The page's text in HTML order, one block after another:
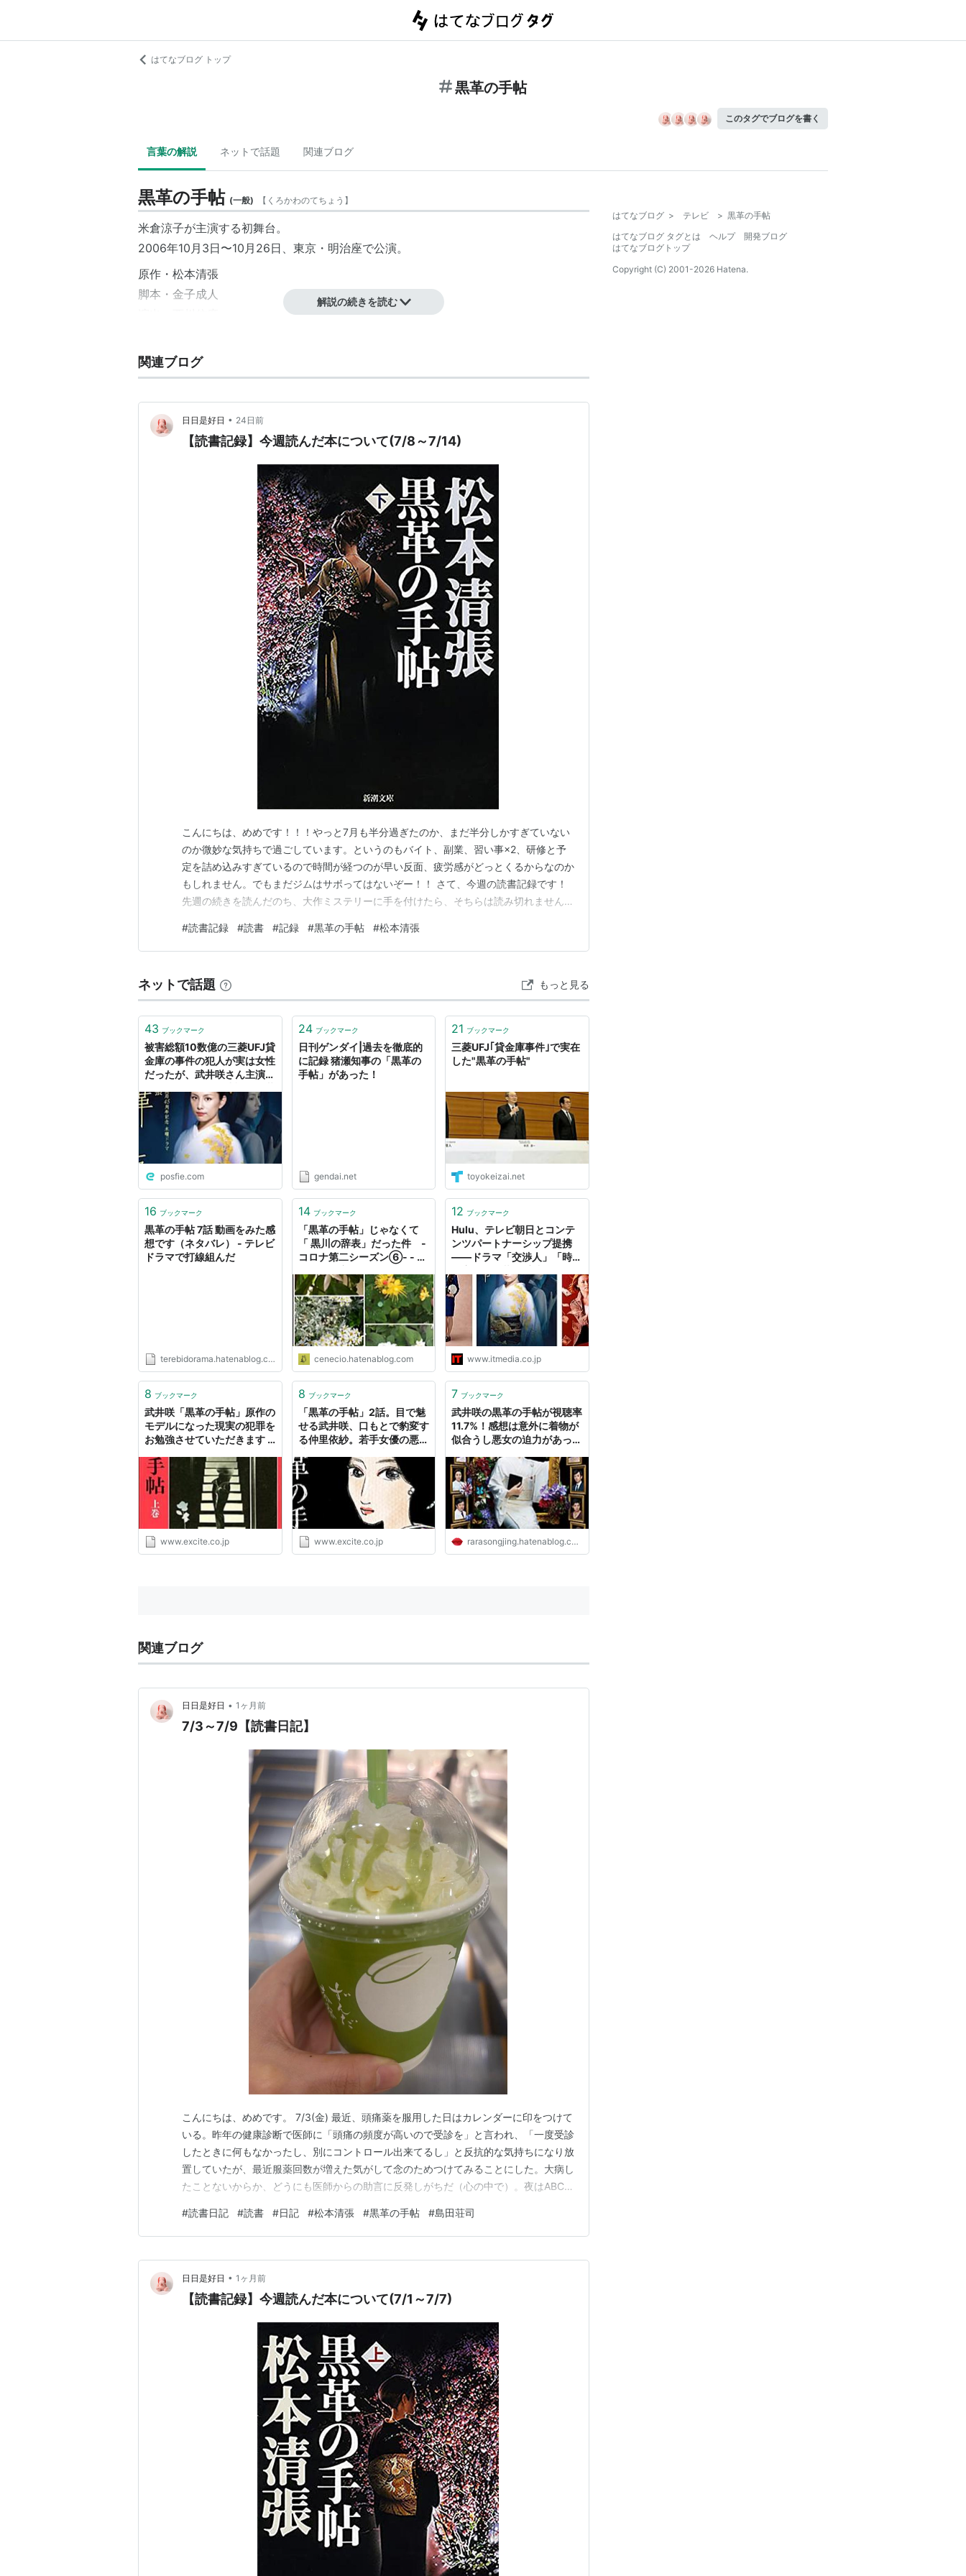
はてなブログ トップ
黒革の手帖
このタグでブログを書く
言葉の解説 ネットで話題 関連ブログ
黒革の手帖 (一般) 【 くろかわのてちょう 】
米倉涼子が主演する初舞台。
2006年10月3日〜10月26日、東京・明治座で公演。
原作・松本清張
脚本・金子成人
一朗
黒革の手帖 (テレビ) 【くろかわのてちょう】
テレビ朝日の連続ドラマ。米倉涼子主演。全7回。
放送期間：2004年10月14日〜2004年12月9日
放送時間：毎週木曜 21:00〜21:54
テレビ朝日 木曜ドラマ枠：南くんの恋人→[[黒革の手帖 ]]→ 富豪刑事
藤田明二
中山和記、内山聖子
安良城紅「Here alone」
、柳葉敏郎、 釈由美子
スペシャル版「白い闇」が2005年7月1日21・00〜放送された。
レギュラー陣に加え、豊原功補 、 岡本健一 、 小沢真珠、西村雅彦、吹越満、田村高廣
が出演。
解説の続きを読む
関連ブログ
日日是好日 • 24日前
【読書記録】今週読んだ本について(7/8～7/14)
こんにちは、めめです！！！やっと7月も半分過ぎたのか、まだ半分しかすぎていない
のか微妙な気持ちで過ごしています。というのもバイト、副業、習い事×2、研修と予
定を詰め込みすぎているので時間が経つのが早い反面、疲労感がどっとくるからなのか
もしれません。でもまだジムはサボってはないぞー！！ さて、今週の読書記録です！
先週の続きを読んだのち、大作ミステリーに手を付けたら、そちらは読み切れませんで
著者：松本清張先週、まだ上巻しか読んでいなかった私は主人公が夜の街でのし上がる
ことを期待しました。既に読んだ方にとっては鼻で…
#読書記録 #読書 #記録 #黒革の手帖 #松本清張
ネットで話題 もっと見る
43 ブックマーク
被害総額10数億の三菱UFJ貸
金庫の事件の犯人が実は女性
だったが、武井咲さん主演の
の手帖」に似ているとの声
posfie.com
24 ブックマーク
日刊ゲンダイ|過去を徹底的
に記録 猪瀬知事の「黒革の
手帖」があった！
gendai.net
21 ブックマーク
三菱UFJ｢貸金庫事件｣で実在
した"黒革の手帖"
toyokeizai.net
16 ブックマーク
黒革の手帖 7話 動画をみた感
想です（ネタバレ） - テレビ
ドラマで打線組んだ
terebidorama.hatenablog.com
14 ブックマーク
「黒革の手帖」じゃなくて
「 黒川の辞表」だった件 -
コロナ第二シーズン⑥- - ベ
cenecio.hatenablog.com
12 ブックマーク
Hulu、テレビ朝日とコンテ
ンツパートナーシップ提携
――ドラマ「交渉人」「時効
信開始
www.itmedia.co.jp
8 ブックマーク
武井咲「黒革の手帖」原作の
モデルになった現実の犯罪を
お勉強させていただきます -
www.excite.co.jp
8 ブックマーク
「黒革の手帖」2話。目で魅
せる武井咲、口もとで豹変す
る仲里依紗。若手女優の悪女
イトニュース
www.excite.co.jp
7 ブックマーク
武井咲の黒革の手帖が視聴率
11.7%！感想は意外に着物が
似合うし悪女の迫力があっ
rarasongjing.hatenablog.com
関連ブログ
日日是好日 • 1ヶ月前
7/3～7/9【読書日記】
こんにちは、めめです。 7/3(金) 最近、頭痛薬を服用した日はカレンダーに印をつけて
いる。昨年の健康診断で医師に「頭痛の頻度が高いので受診を」と言われ、「一度受診
したときに何もなかったし、別にコントロール出来てるし」と反抗的な気持ちになり放
置していたが、最近服薬回数が増えた気がして念のためつけてみることにした。大病し
たことないからか、どうにも医師からの助言に反発しがちだ（心の中で）。夜はABC
スに入ってついていけるのか不安だ。パンの時よりも復習する機会がないし、不器用さ
がそのまま完成品に反映される。とにかく今年中に…
#読書日記 #読書 #日記 #松本清張 #黒革の手帖 #島田荘司
日日是好日 • 1ヶ月前
【読書記録】今週読んだ本について(7/1～7/7)
はてなブログ > テレビ > 黒革の手帖
はてなブログ タグとは
ヘルプ
開発ブログ
はてなブログトップ
Copyright (C) 2001-2026 Hatena.